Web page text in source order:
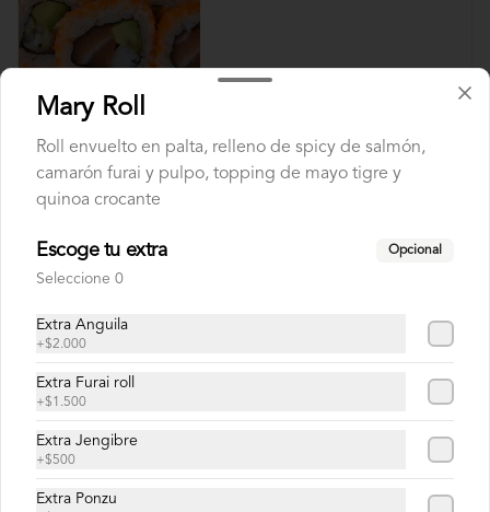
Diego Roll
Doctor Roll
$8.500
Mary Roll
Roll envuelto en palta, relleno de spicy de salmón,
camarón furai y pulpo, topping de mayo tigre y
quinoa crocante
Escoge tu extra Opcional
Seleccione 0
Extra Anguila
+$2.000
Extra Furai roll
+$1.500
Extra Jengibre
+$500
Extra Ponzu